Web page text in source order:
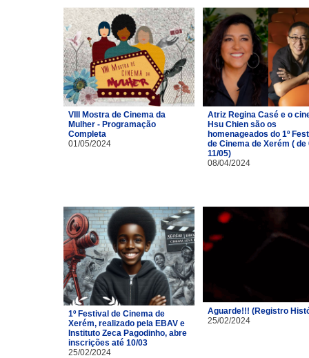
VIII Mostra de Cinema da
Mulher - Programação
Completa
01/05/2024
Atriz Regina Casé e o
Hsu Chien são os
homenageados do 1º
de Cinema de Xerém ( de
11/05)
08/04/2024
1º Festival de Cinema de
Xerém, realizado pela EBAV e
Instituto Zeca Pagodinho, abre
inscrições até 10/03
25/02/2024
Aguarde!!! (Registro
25/02/2024